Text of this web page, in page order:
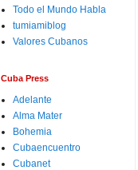
Todo el Mundo Habla
tumiamiblog
Valores Cubanos
Cuba Press
Adelante
Alma Mater
Bohemia
Cubaencuentro
Cubanet